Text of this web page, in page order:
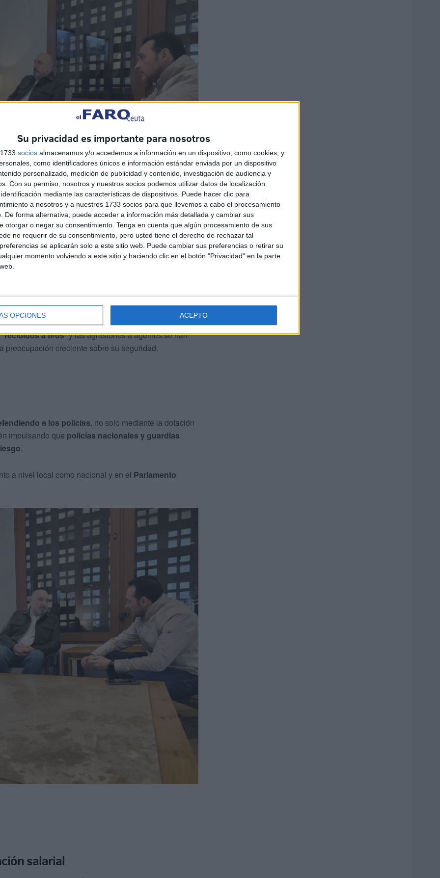
Su privacidad es importante para nosotros
socios almacenamos y/o accedemos a información en un dispositivo, como cookies, y
como identificadores únicos e información estándar enviada por un dispositivo
personalizado, medición de publicidad y contenido, investigación de audiencia y
Con su permiso, nosotros y nuestros socios podemos utilizar datos de localización
mediante las características de dispositivos. Puede hacer clic para
a nosotros y a nuestros 1733 socios para que llevemos a cabo el procesamiento
De forma alternativa, puede acceder a información más detallada y cambiar sus
otorgar o negar su consentimiento. Tenga en cuenta que algún procesamiento de sus
no requerir de su consentimiento, pero usted tiene el derecho de rechazar tal
se aplicarán solo a este sitio web. Puede cambiar sus preferencias o retirar su
momento volviendo a este sitio y haciendo clic en el botón "Privacidad" en la parte
OPCIONES ACEPTO
agresiones a policías
es especialmente grave, ya que se sienten
delMinisterio del Interiorcomo por la legislación
recibidos a tiros” y las agresiones a agentes se han
preocupación creciente sobre su seguridad.
a los policías, no solo mediante la dotación
impulsando que policías nacionales y guardias
.
a nivel local como nacional y en el Parlamento
salarial